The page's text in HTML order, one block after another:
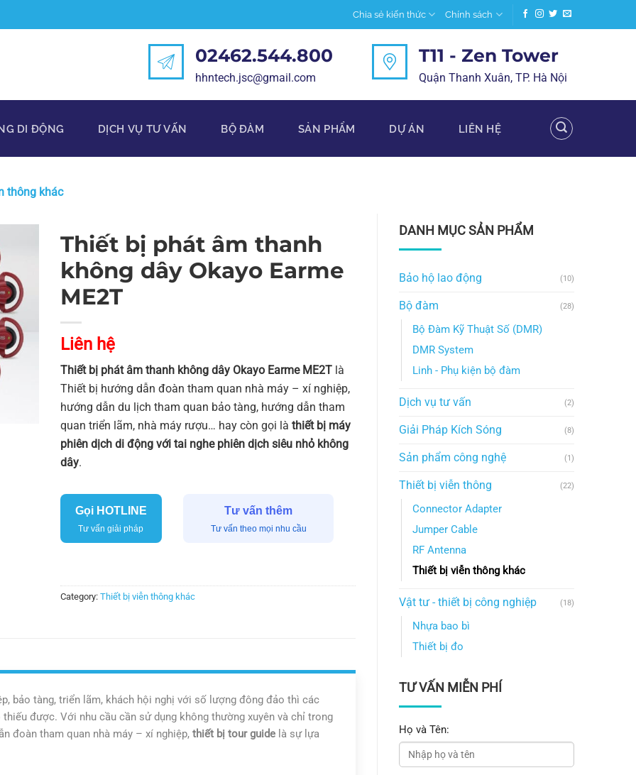
Chia sẻ kiến thức Chính sách
02462.544.800
hhntech.jsc@gmail.com
T11 - Zen Tower
Quận Thanh Xuân, TP. Hà Nội
DI ĐỘNG DỊCH VỤ TƯ VẤN BỘ ĐÀM SẢN PHẨM DỰ ÁN LIÊN HỆ
thông khác
DANH MỤC SẢN PHẨM
Bảo hộ lao động (10)
Bộ đàm (28)
Bộ Đàm Kỹ Thuật Số (DMR)
DMR System
Linh - Phụ kiện bộ đàm
Dịch vụ tư vấn (2)
Giải Pháp Kích Sóng (8)
Sản phẩm công nghệ (1)
Thiết bị viễn thông (22)
Connector Adapter
Jumper Cable
RF Antenna
Thiết bị viễn thông khác
Vật tư - thiết bị công nghiệp (18)
Nhựa bao bì
Thiết bị đo
TƯ VẤN MIỄN PHÍ
Họ và Tên:
Thiết bị phát âm thanh
không dây Okayo Earme
ME2T
Liên hệ
Thiết bị phát âm thanh không dây Okayo Earme ME2Tlà
Thiết bị hướng dẫn đoàn tham quan nhà máy – xí nghiệp,
hướng dẫn du lịch tham quan bảo tàng, hướng dẫn tham
quan triển lãm, nhà máy rượu… hay còn gọi là thiết bị máy
phiên dịch di động với tai nghe phiên dịch siêu nhỏ không
dây.
Gọi HOTLINE
Tư vấn giải pháp
Tư vấn thêm
Tư vấn theo mọi nhu cầu
Category: Thiết bị viễn thông khác
bảo tàng, triển lãm, khách hội nghị với số lượng đông đảo thì các
được. Với nhu cầu cần sử dụng không thường xuyên và chỉ trong
đoàn tham quan nhà máy – xí nghiệp, thiết bị tour guide là sự lựa